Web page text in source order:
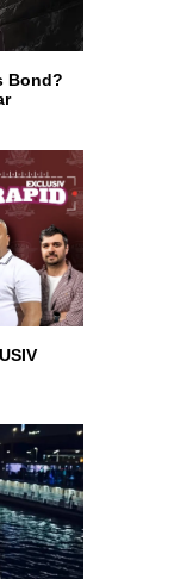
Bond?